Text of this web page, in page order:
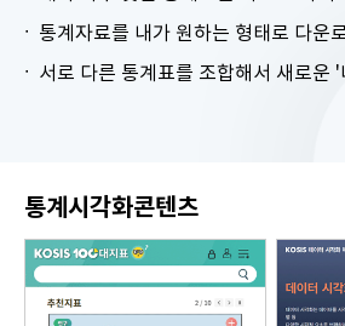
통계자료를 내가 원하는 형태로 다운
통계시각화콘텐츠